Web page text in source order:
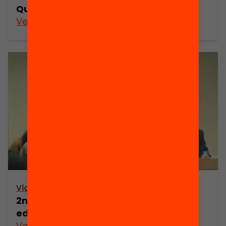
Què vol dir ser mestre avui?
Veure’n més
Vídeo
2n debat: On és l’èxit i on és el fracàs
educatiu, i de qui?